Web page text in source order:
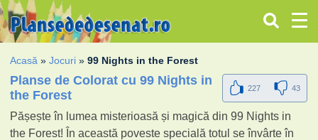
Acasă »Jocuri »99 Nights in the Forest
Planse de Colorat cu 99 Nights in
the Forest
227 43
Pășește în lumea misterioasă și magică din 99 Nights in
the Forest! În această poveste specială totul se învârte în